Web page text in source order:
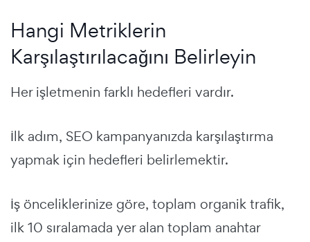
Hangi Metriklerin
Karşılaştırılacağını Belirleyin
Her işletmenin farklı hedefleri vardır.
İlk adım, SEO kampanyanızda karşılaştırma
yapmak için hedefleri belirlemektir.
İş önceliklerinize göre, toplam organik trafik,
ilk 10 sıralamada yer alan toplam anahtar